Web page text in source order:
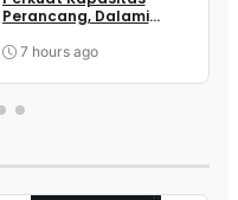
Perancang, Dalami
Pengundangan
7 hours ago